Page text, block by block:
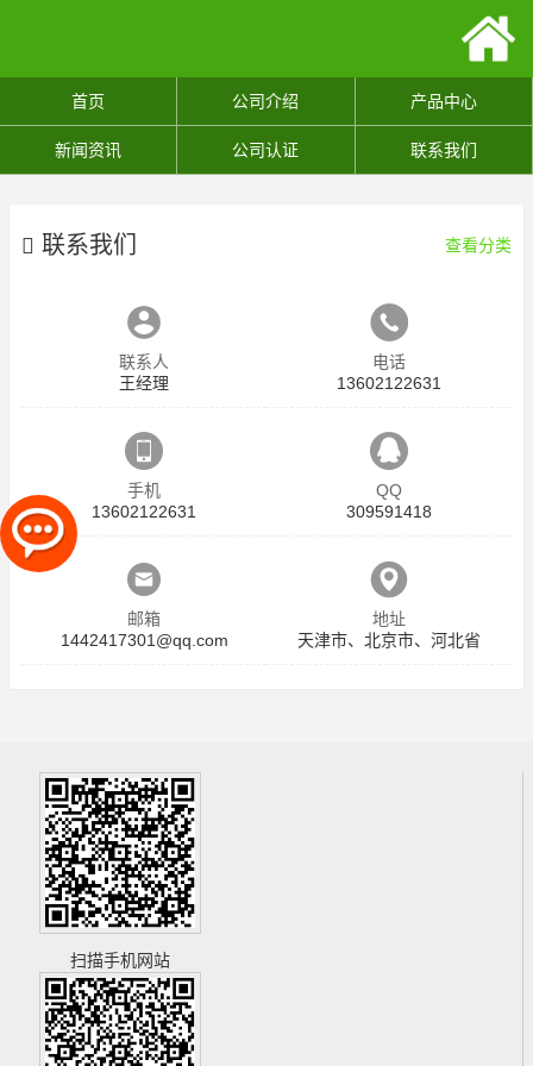
首页 公司介绍 产品中心
新闻资讯 公司认证 联系我们
联系我们 查看分类
联系人
王经理
电话
13602122631
手机
13602122631
QQ
309591418
邮箱
1442417301@qq.com
地址
天津市、北京市、河北省
扫描手机网站